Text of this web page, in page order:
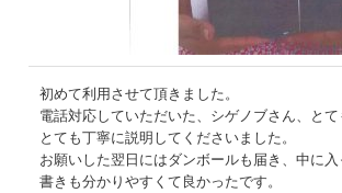
初めて利用させて頂きました。
電話対応していただいた、シゲノブさん、とて
とても丁寧に説明してくださいました。
お願いした翌日にはダンボールも届き、中に
書きも分かりやすくて良かったです。